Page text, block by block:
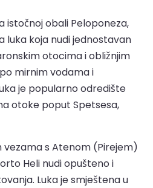
istočnoj obali Peloponeza,
luka koja nudi jednostavan
otocima i obližnjim
mirnim vodama i
je popularno odredište
otoke poput Spetsesa,
s Atenom (Pirejem)
Heli nudi opušteno i
Luka je smještena u